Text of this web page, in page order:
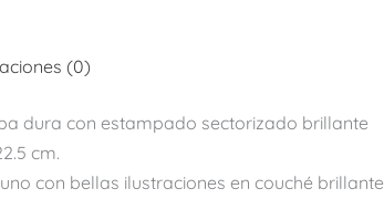
(0)
dura con estampado sectorizado brillante
cm.
con bellas ilustraciones en couché brillante